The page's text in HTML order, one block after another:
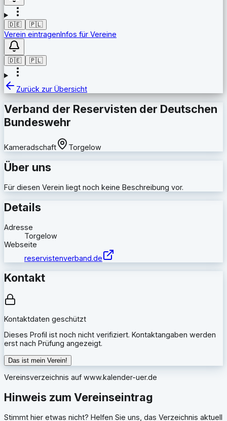
🇩🇪 🇵🇱
Verein eintragenInfos für Vereine
🇩🇪 🇵🇱
Zurück zur Übersicht
Verband der Reservisten der Deutschen
Bundeswehr
Kameradschaft Torgelow
Über uns
Für diesen Verein liegt noch keine Beschreibung vor.
Details
Adresse
Torgelow
Webseite
reservistenverband.de
Kontakt
Kontaktdaten geschützt
Dieses Profil ist noch nicht verifiziert. Kontaktangaben werden
erst nach Prüfung angezeigt.
Das ist mein Verein!
Vereinsverzeichnis auf www.kalender-uer.de
Hinweis zum Vereinseintrag
Stimmt hier etwas nicht? Helfen Sie uns, das Verzeichnis aktuell